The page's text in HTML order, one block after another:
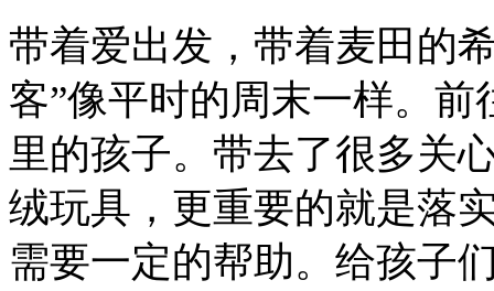
带着爱出发，带着麦田的
客”像平时的周末一样。
里的孩子。带去了很多关
绒玩具，更重要的就是落
需要一定的帮助。给孩子